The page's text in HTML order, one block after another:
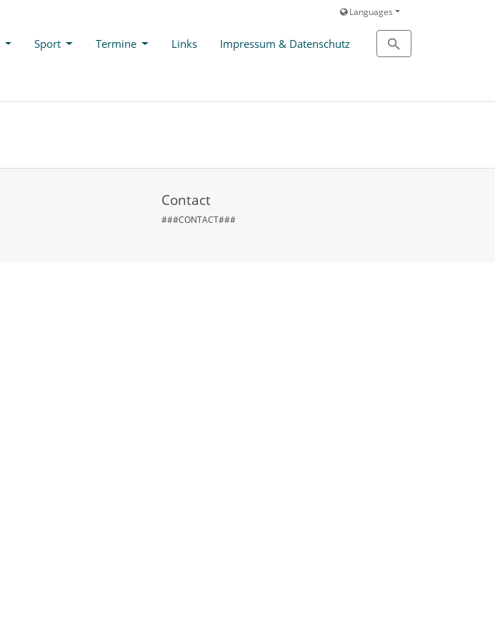
Languages
Sport Termine Links Impressum & Datenschutz
Contact
###CONTACT###